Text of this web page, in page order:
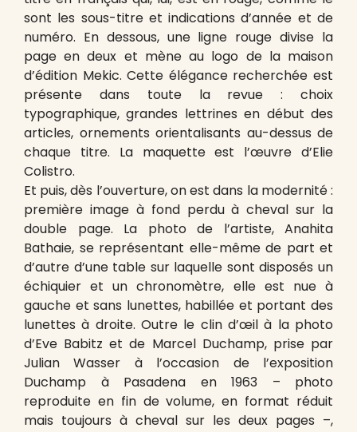
sont les sous-titre et indications d’année et de
numéro. En dessous, une ligne rouge divise la
page en deux et mène au logo de la maison
d’édition Mekic. Cette élégance recherchée est
présente dans toute la revue : choix
typographique, grandes lettrines en début des
articles, ornements orientalisants au-dessus de
chaque titre. La maquette est l’œuvre d’Elie
Colistro.
Et puis, dès l’ouverture, on est dans la modernité :
première image à fond perdu à cheval sur la
double page. La photo de l’artiste, Anahita
Bathaie, se représentant elle-même de part et
d’autre d’une table sur laquelle sont disposés un
échiquier et un chronomètre, elle est nue à
gauche et sans lunettes, habillée et portant des
lunettes à droite. Outre le clin d’œil à la photo
d’Eve Babitz et de Marcel Duchamp, prise par
Julian Wasser à l’occasion de l’exposition
Duchamp à Pasadena en 1963 – photo
reproduite en fin de volume, en format réduit
mais toujours à cheval sur les deux pages –,